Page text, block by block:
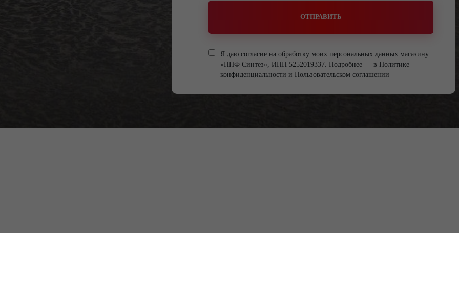
ОТПРАВИТЬ
Я даю согласие на обработку моих персональных данных магазину
«НПФ Синтез», ИНН 5252019337. Подробнее — в Политике
конфиденциальности и Пользовательском соглашении